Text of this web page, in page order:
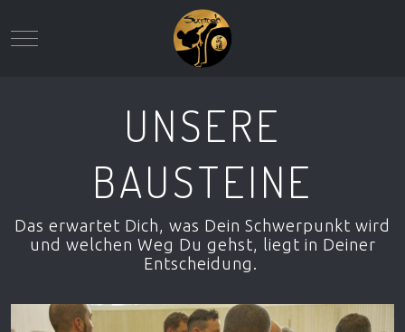
Mobile Menu Toggle
UNSERE
BAUSTEINE
Das erwartet Dich, was Dein Schwerpunkt wird
und welchen Weg Du gehst, liegt in Deiner
Entscheidung.